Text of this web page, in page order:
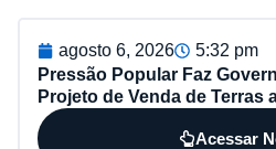
agosto 6, 2026
5:32 pm
Pressão Popular Faz
Projeto de Venda de Terras
Acessar